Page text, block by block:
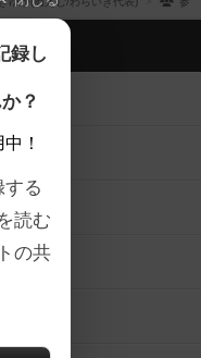
録し
？
！
る
読む
の共